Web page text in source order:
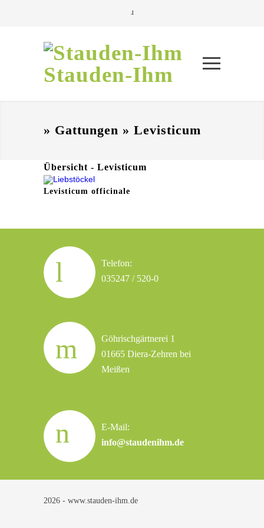
Stauden-Ihm
» Gattungen » Levisticum
Übersicht - Levisticum
Levisticum officinale
Telefon:
035247 / 520-0
Göhrischgärtnerei 1
01665 Diera-Zehren bei
Meißen
E-Mail:
info@staudenihm.de
2026 - www.stauden-ihm.de